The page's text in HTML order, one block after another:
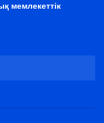
мемлекеттік